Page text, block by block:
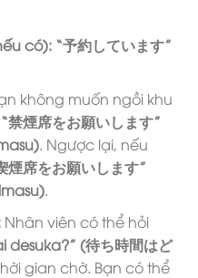
có): “予約しています”
không muốn ngồi khu
“禁煙席をお願いします”
. Ngược lại, nếu
煙席をお願いします”
.
Nhân viên có thể hỏi
(待ち時間はど
gian chờ. Bạn có thể